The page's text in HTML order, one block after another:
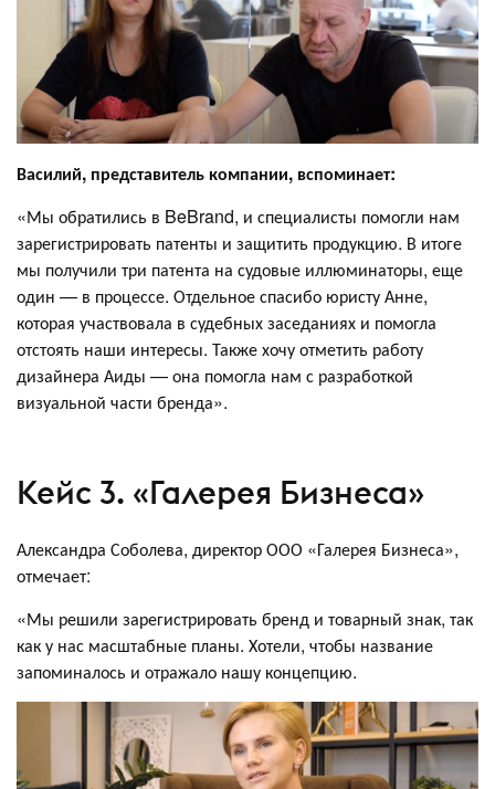
Василий, представитель компании, вспоминает:
«Мы обратились в BeBrand, и специалисты помогли нам
зарегистрировать патенты и защитить продукцию. В итоге
мы получили три патента на судовые иллюминаторы, еще
один — в процессе. Отдельное спасибо юристу Анне,
которая участвовала в судебных заседаниях и помогла
отстоять наши интересы. Также хочу отметить работу
дизайнера Аиды — она помогла нам с разработкой
визуальной части бренда».
Кейс 3. «Галерея Бизнеса»
Александра Соболева, директор ООО «Галерея Бизнеса»,
отмечает:
«Мы решили зарегистрировать бренд и товарный знак, так
как у нас масштабные планы. Хотели, чтобы название
запоминалось и отражало нашу концепцию.